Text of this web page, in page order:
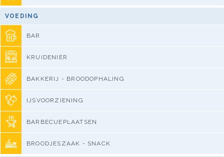
VOEDING
BAR
KRUIDENIER
BAKKERIJ - BROODOPHALING
IJSVOORZIENING
BARBECUEPLAATSEN
BROODJESZAAK - SNACK